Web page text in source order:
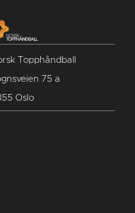
Topphåndball
75 a
Oslo